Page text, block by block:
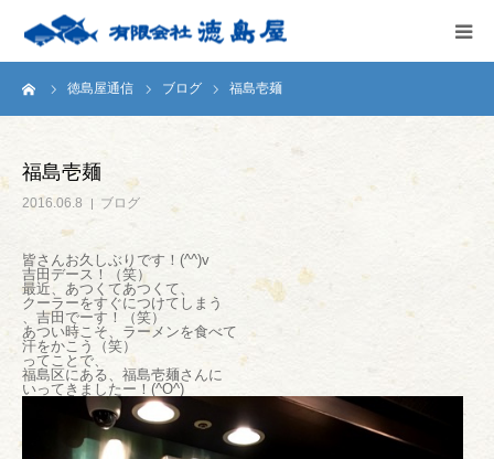
徳島屋通信 ブログ 福島壱麺
福島壱麺
2016.06.8 ブログ
皆さんお久しぶりです！(^^)v
吉田デース！（笑）
最近、あつくてあつくて、
クーラーをすぐにつけてしまう
、吉田でーす！（笑）
あつい時こそ、ラーメンを食べて
汗をかこう（笑）
ってことで、
福島区にある、福島壱麺さんに
いってきましたー！(^O^)
HOME
テストキッチン
商品案内
お問い合わせ